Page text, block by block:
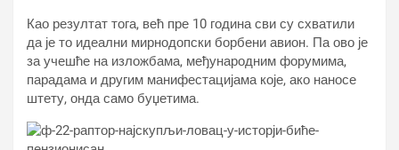
Као резултат тога, већ пре 10 година сви су схватили
да је то идеални мирнодопски борбени авион. Па ово је
за учешће на изложбама, међународним форумима,
парадама и другим манифестацијама које, ако наносе
штету, онда само буџетима.